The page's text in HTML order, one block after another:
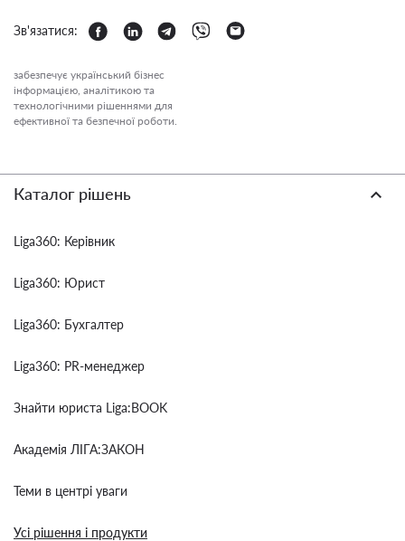
Зв'язатися:
забезпечує український бізнес
інформацією, аналітикою та
технологічними рішеннями для
ефективної та безпечної роботи.
Каталог рішень
Liga360: Керівник
Liga360: Юрист
Liga360: Бухгалтер
Liga360: PR-менеджер
Знайти юриста Liga:BOOK
Академія ЛІГА:ЗАКОН
Теми в центрі уваги
Усі рішення і продукти